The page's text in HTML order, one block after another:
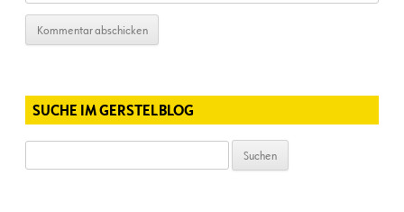
SUCHE IM GERSTELBLOG
nach: